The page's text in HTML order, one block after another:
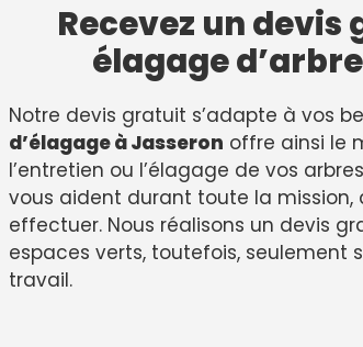
Recevez un
élagage
Notre devis gratuit s’adapte à vos
d’élagage à Jasseron offre ainsi le
l’entretien ou l’élagage de vos
vous aident durant toute la mission,
effectuer. Nous réalisons un devis
espaces verts, toutefois, seulement
travail.